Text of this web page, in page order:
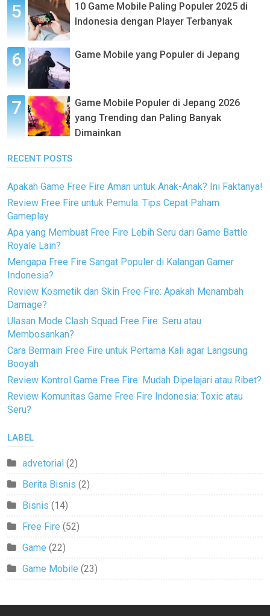
10 Game Mobile Paling Populer 2025 di
Indonesia dengan Player Terbanyak
Game Mobile yang Populer di Jepang
Game Mobile Populer di Jepang 2026
yang Trending dan Paling Banyak
Dimainkan
RECENT POSTS
Apakah Game Free Fire Aman untuk Anak-Anak? Ini Faktanya!
Review Free Fire untuk Pemula: Tips Cepat Paham
Gameplay
Apa yang Membuat Free Fire Lebih Seru dari Game Battle
Royale Lain?
Mengapa Free Fire Sangat Populer di Kalangan Gamer
Indonesia?
Review Kosmetik dan Skin Free Fire: Apakah Menambah
Damage?
Ulasan Mode Clash Squad Free Fire: Seru atau
Membosankan?
Cara Bermain Free Fire untuk Pertama Kali agar Langsung
Booyah
Review Kontrol Game Free Fire: Mudah Dipelajari atau Ribet?
Review Komunitas Game Free Fire Indonesia: Toxic atau
Seru?
LABEL
advetorial (2)
Berita Bisnis (2)
Bisnis (14)
Free Fire (52)
Game (22)
Game Mobile (23)